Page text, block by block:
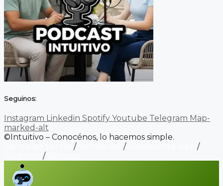
Seguinos:
Instagram Linkedin Spotify Youtube Telegram Map-
marked-alt
©Intuitivo – Conocénos, lo hacemos simple.
/ /
/
/